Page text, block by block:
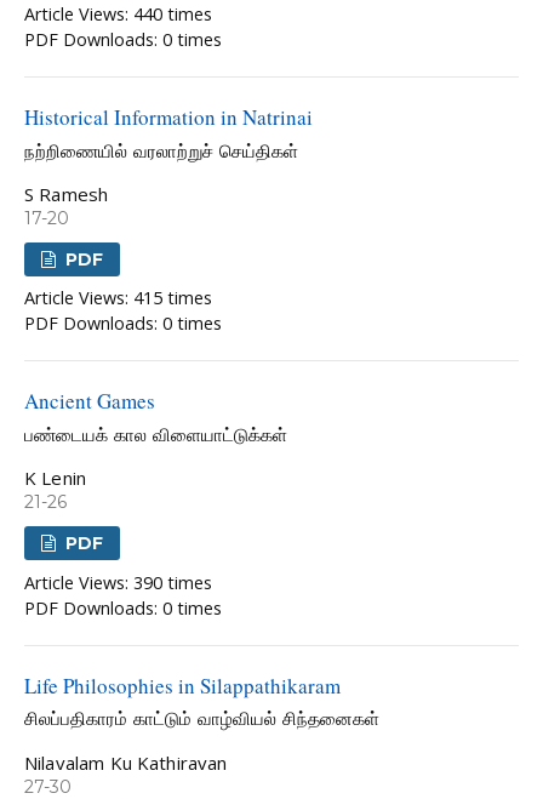
Article Views: 440 times
PDF Downloads: 0 times
Historical Information in Natrinai
நற்றிணையில் வரலாற்றுச் செய்திகள்
S Ramesh
17-20
PDF
Article Views: 415 times
PDF Downloads: 0 times
Ancient Games
பண்டையக் கால விளையாட்டுக்கள்
K Lenin
21-26
PDF
Article Views: 390 times
PDF Downloads: 0 times
Life Philosophies in Silappathikaram
சிலப்பதிகாரம் காட்டும் வாழ்வியல் சிந்தனைகள்
Nilavalam Ku Kathiravan
27-30